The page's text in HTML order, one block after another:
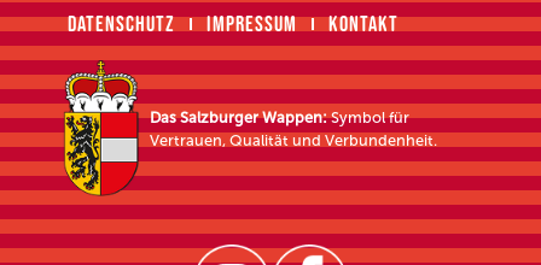
DATENSCHUTZ IMPRESSUM KONTAKT
Das Salzburger Wappen:Symbol für
Vertrauen, Qualität und Verbundenheit.